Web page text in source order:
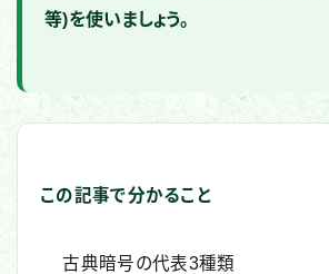
等)を使いましょう。
この記事で分かること
古典暗号の代表3種類